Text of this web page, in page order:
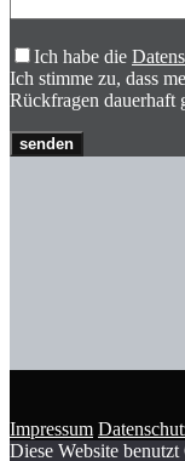
Ich habe die
Ich stimme zu, dass
Rückfragen dauerhaft
Impressum
Diese Website